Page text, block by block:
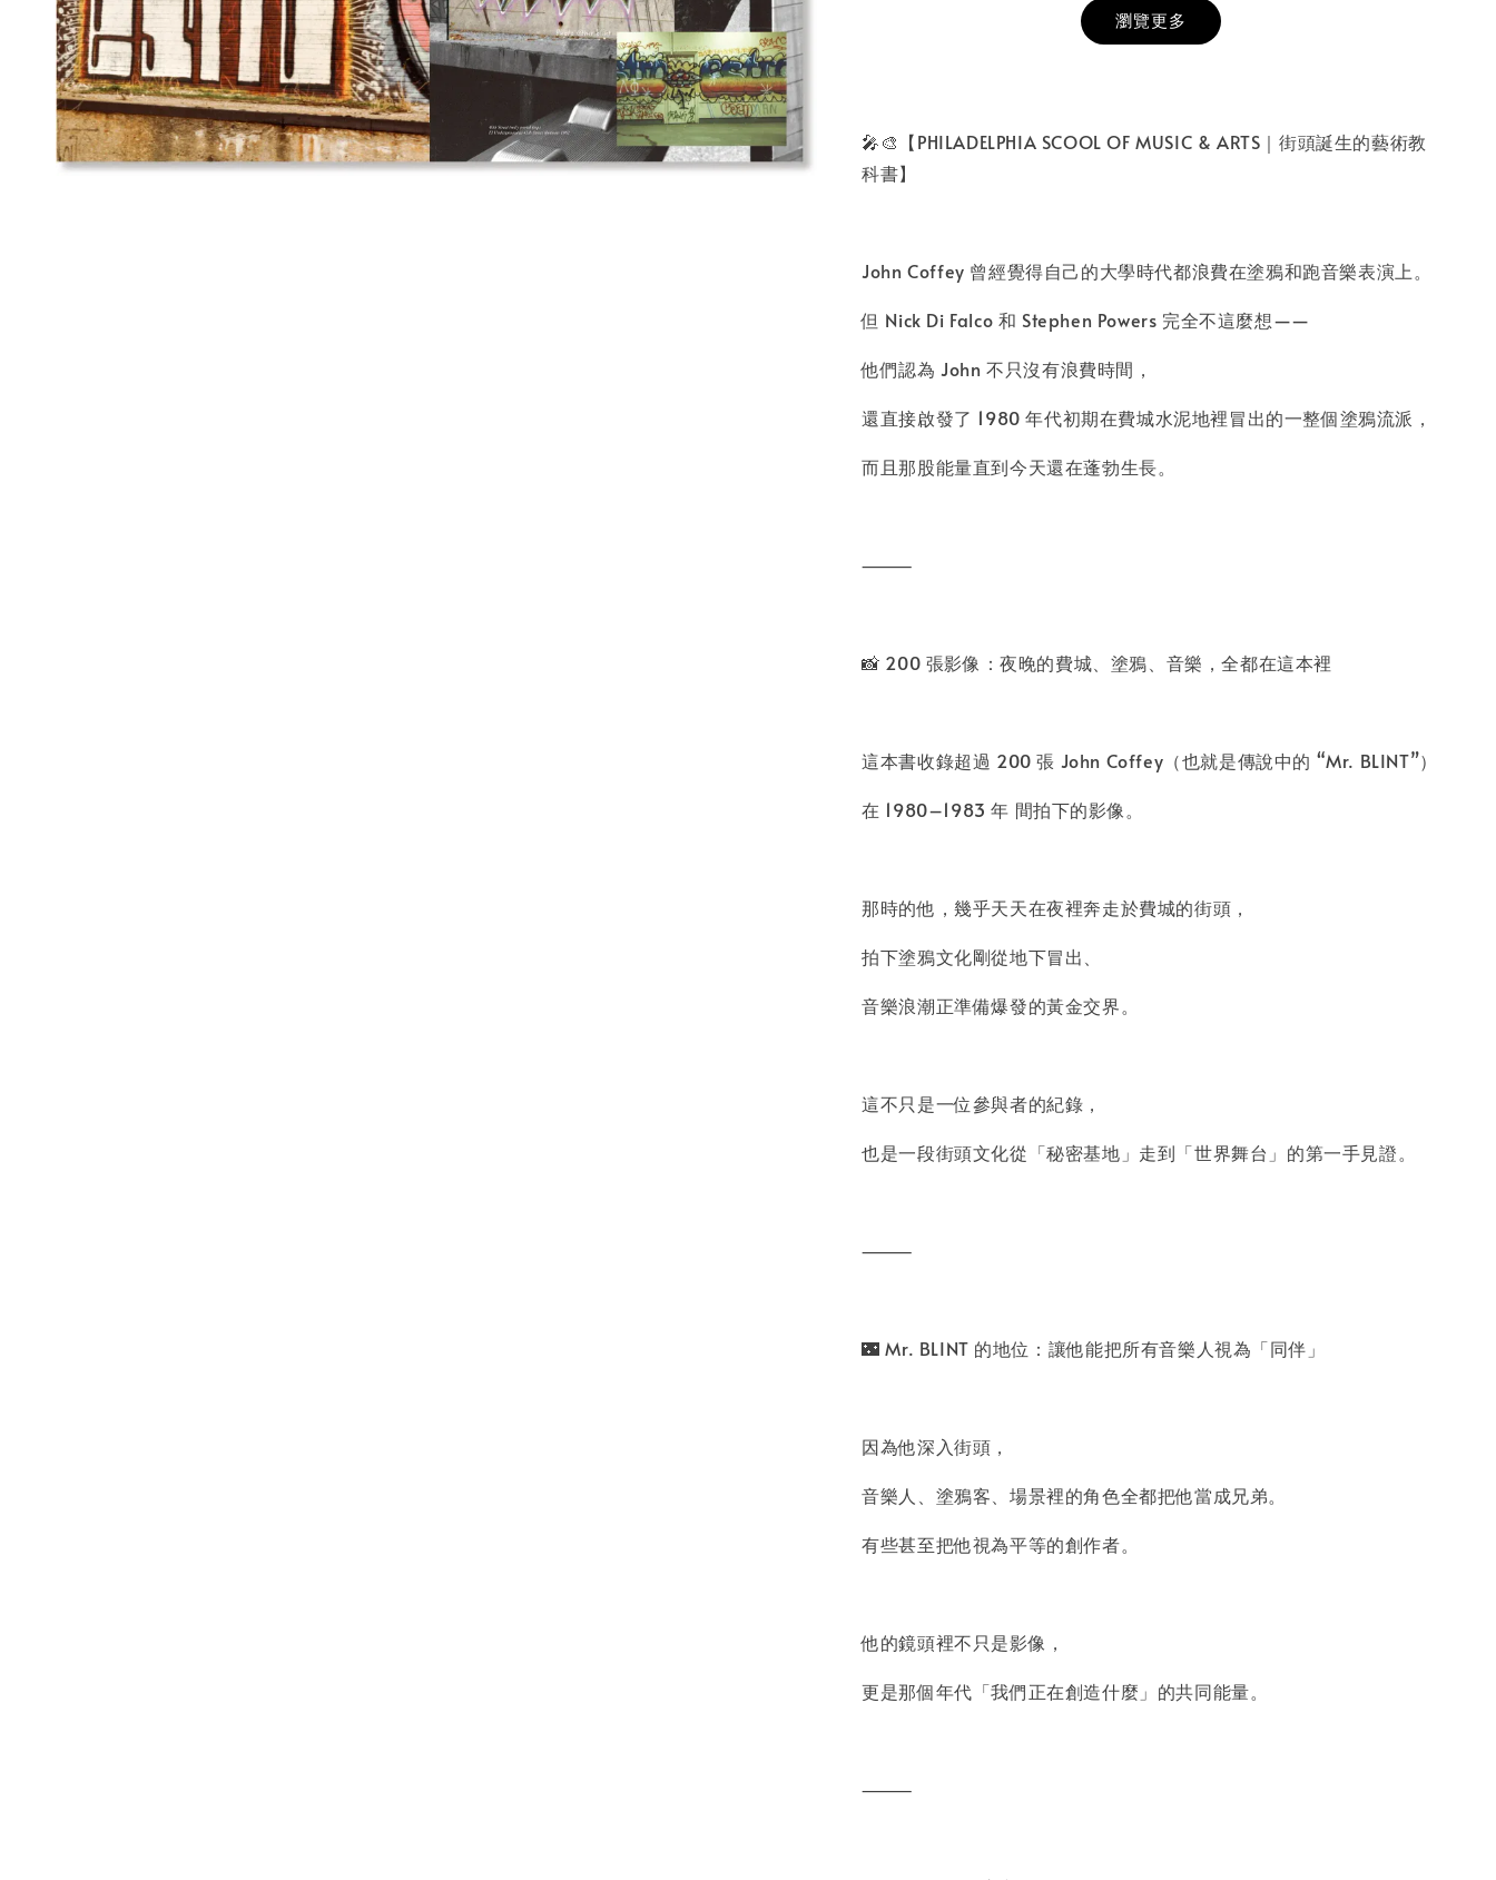
瀏覽更多
🎤🎨【PHILADELPHIA SCOOL OF MUSIC & ARTS｜街頭誕生的藝術教
科書】
John Coffey 曾經覺得自己的大學時代都浪費在塗鴉和跑音樂表演上。
但 Nick Di Falco 和 Stephen Powers 完全不這麼想——
他們認為 John 不只沒有浪費時間，
還直接啟發了 1980 年代初期在費城水泥地裡冒出的一整個塗鴉流派，
而且那股能量直到今天還在蓬勃生長。
⸻
📸 200 張影像：夜晚的費城、塗鴉、音樂，全都在這本裡
這本書收錄超過 200 張 John Coffey（也就是傳說中的 “Mr. BLINT”）
在 1980–1983 年 間拍下的影像。
那時的他，幾乎天天在夜裡奔走於費城的街頭，
拍下塗鴉文化剛從地下冒出、
音樂浪潮正準備爆發的黃金交界。
這不只是一位參與者的紀錄，
也是一段街頭文化從「秘密基地」走到「世界舞台」的第一手見證。
⸻
🌃 Mr. BLINT 的地位：讓他能把所有音樂人視為「同伴」
因為他深入街頭，
音樂人、塗鴉客、場景裡的角色全都把他當成兄弟。
有些甚至把他視為平等的創作者。
他的鏡頭裡不只是影像，
更是那個年代「我們正在創造什麼」的共同能量。
⸻